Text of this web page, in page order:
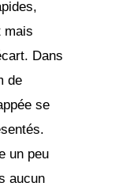
mais
Dans
de
se
un peu
aucun